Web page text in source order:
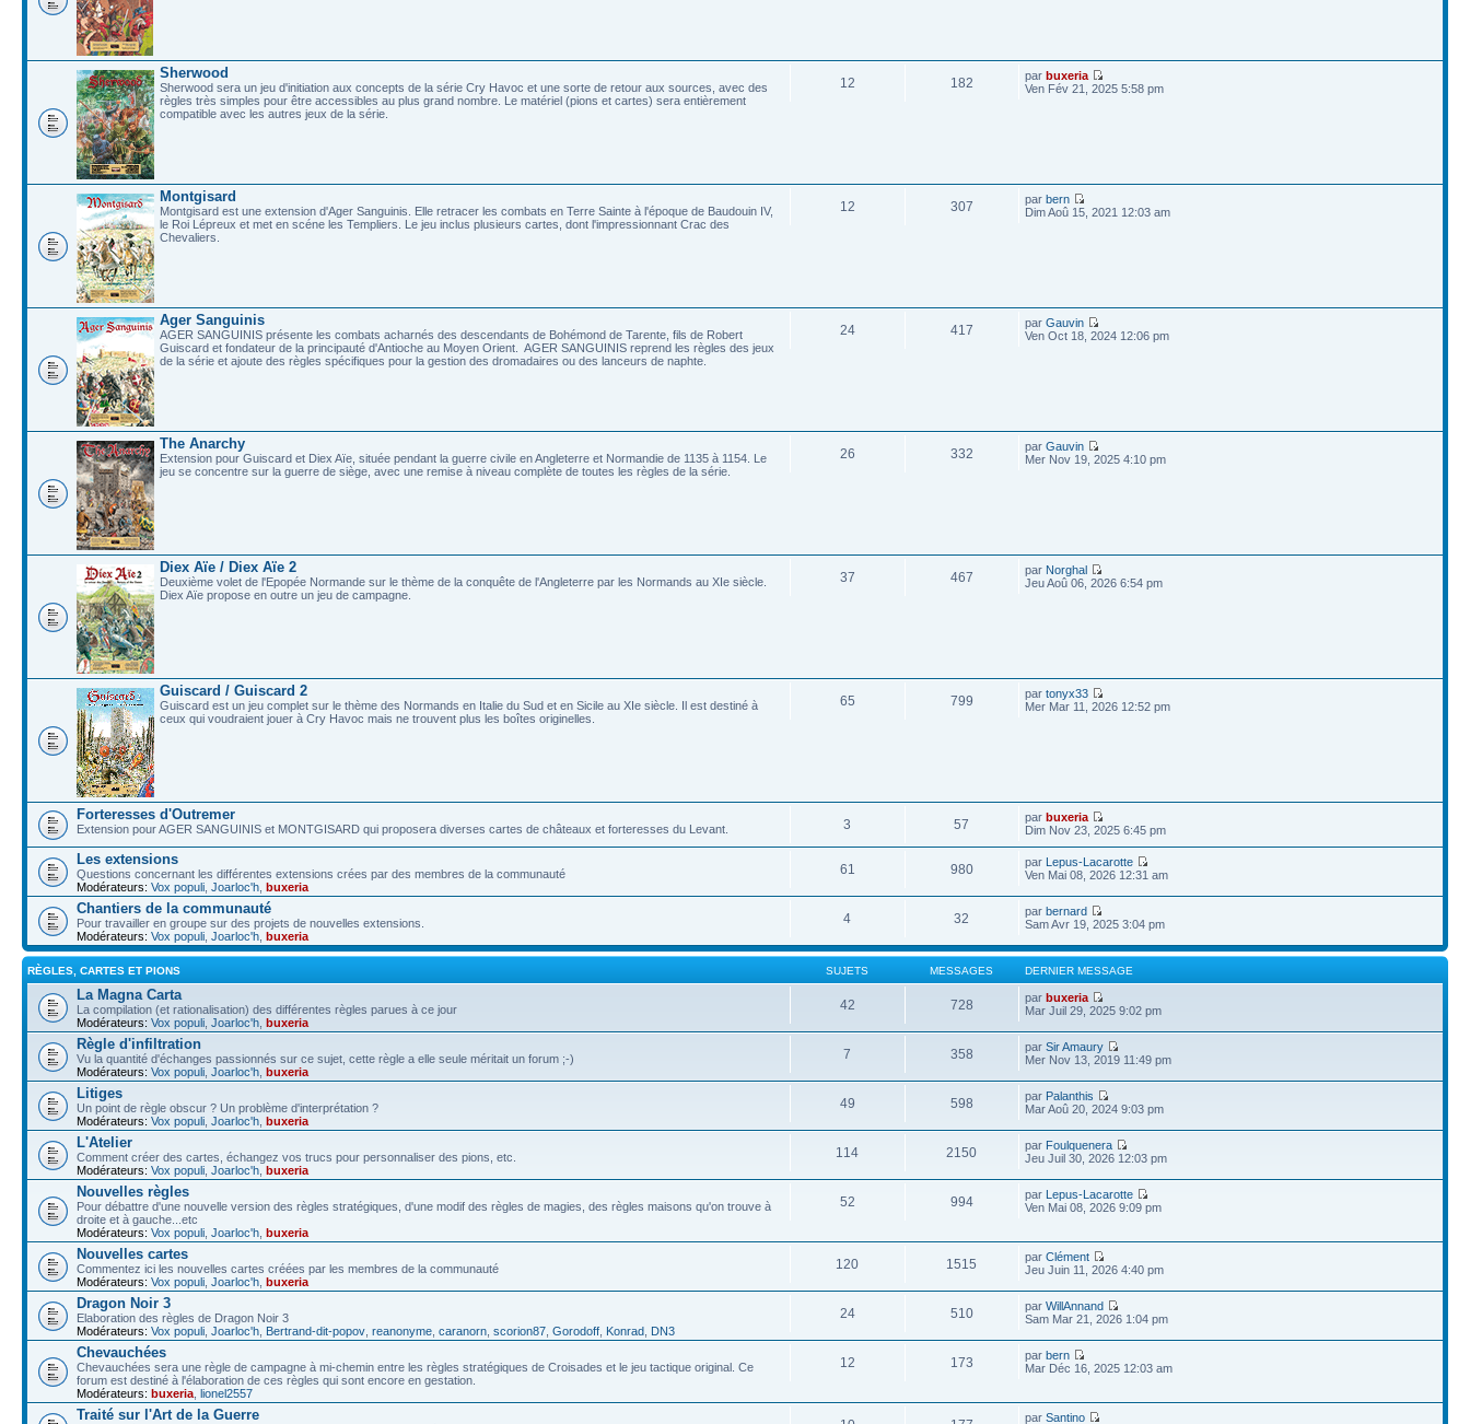
Sherwood
Sherwood sera un jeu d'initiation aux concepts de la série Cry Havoc et une sorte de retour aux sources, avec des
règles très simples pour être accessibles au plus grand nombre. Le matériel (pions et cartes) sera entièrement
compatible avec les autres jeux de la série.
12 182 parbuxeria
Ven Fév 21, 2025 5:58 pm
Montgisard
Montgisard est une extension d'Ager Sanguinis. Elle retracer les combats en Terre Sainte à l'époque de Baudouin IV,
le Roi Lépreux et met en scéne les Templiers. Le jeu inclus plusieurs cartes, dont l'impressionnant Crac des
Chevaliers.
12 307 parbern
Dim Aoû 15, 2021 12:03 am
Ager Sanguinis
AGER SANGUINIS présente les combats acharnés des descendants de Bohémond de Tarente, fils de Robert
Guiscard et fondateur de la principauté d'Antioche au Moyen Orient. AGER SANGUINIS reprend les règles des jeux
de la série et ajoute des règles spécifiques pour la gestion des dromadaires ou des lanceurs de naphte.
24 417 parGauvin
Ven Oct 18, 2024 12:06 pm
The Anarchy
Extension pour Guiscard et Diex Aïe, située pendant la guerre civile en Angleterre et Normandie de 1135 à 1154. Le
jeu se concentre sur la guerre de siège, avec une remise à niveau complète de toutes les règles de la série.
26 332 parGauvin
Mer Nov 19, 2025 4:10 pm
Diex Aïe / Diex Aïe 2
Deuxième volet de l'Epopée Normande sur le thème de la conquête de l'Angleterre par les Normands au XIe siècle.
Diex Aïe propose en outre un jeu de campagne.
37 467 par Norghal
Jeu Aoû 06, 2026 6:54 pm
Guiscard / Guiscard 2
Guiscard est un jeu complet sur le thème des Normands en Italie du Sud et en Sicile au XIe siècle. Il est destiné à
ceux qui voudraient jouer à Cry Havoc mais ne trouvent plus les boîtes originelles.
65 799 partonyx33
Mer Mar 11, 2026 12:52 pm
Forteresses d'Outremer
Extension pour AGER SANGUINIS et MONTGISARD qui proposera diverses cartes de châteaux et forteresses du Levant. 3 57 parbuxeria
Dim Nov 23, 2025 6:45 pm
Les extensions
Questions concernant les différentes extensions crées par des membres de la communauté
Modérateurs: Vox populi Joarloc'h buxeria
61 980 par Lepus-Lacarotte
Ven Mai 08, 2026 12:31 am
Chantiers de la communauté
Pour travailler en groupe sur des projets de nouvelles extensions.
Modérateurs: Vox populi Joarloc'h buxeria
4 32 parbernard
Sam Avr 19, 2025 3:04 pm
RÈGLES, CARTES ET PIONS SUJETS MESSAGES DERNIER MESSAGE
La Magna Carta
La compilation (et rationalisation) des différentes règles parues à ce jour
Modérateurs: Vox populi Joarloc'h buxeria
42 728 parbuxeria
Mar Juil 29, 2025 9:02 pm
Règle d'infiltration
Vu la quantité d'échanges passionnés sur ce sujet, cette règle a elle seule méritait un forum ;-)
Modérateurs: Vox populi Joarloc'h buxeria
7 358 parSir Amaury
Mer Nov 13, 2019 11:49 pm
Litiges
Un point de règle obscur ? Un problème d'interprétation ?
Modérateurs: Vox populi Joarloc'h buxeria
49 598 par Palanthis
Mar Aoû 20, 2024 9:03 pm
L'Atelier
Comment créer des cartes, échangez vos trucs pour personnaliser des pions, etc.
Modérateurs: Vox populi Joarloc'h buxeria
114 2150 par Foulquenera
Jeu Juil 30, 2026 12:03 pm
Nouvelles règles
Pour débattre d'une nouvelle version des règles stratégiques, d'une modif des règles de magies, des règles maisons qu'on trouve à
droite et à gauche...etc
Modérateurs: Vox populi Joarloc'h buxeria
52 994 par Lepus-Lacarotte
Ven Mai 08, 2026 9:09 pm
Nouvelles cartes
Commentez ici les nouvelles cartes créées par les membres de la communauté
Modérateurs: Vox populi Joarloc'h buxeria
120 1515 parClément
Jeu Juin 11, 2026 4:40 pm
Dragon Noir 3
Elaboration des règles de Dragon Noir 3
Modérateurs: Vox populi Joarloc'h Bertrand-dit-popov reanonyme caranorn scorion87 Gorodoff Konrad DN3
24 510 parWillAnnand
Sam Mar 21, 2026 1:04 pm
Chevauchées
Chevauchées sera une règle de campagne à mi-chemin entre les règles stratégiques de Croisades et le jeu tactique original. Ce
forum est destiné à l'élaboration de ces règles qui sont encore en gestation.
Modérateurs: buxeria lionel2557
12 173 parbern
Mar Déc 16, 2025 12:03 am
Traité sur l'Art de la Guerre parSantino